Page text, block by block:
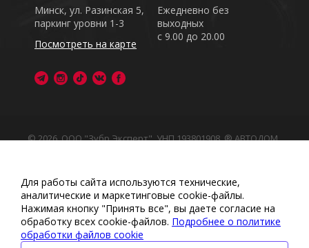
Ежедневно без
выходных
с 9.00 до 20.00
Минск, ул. Разинская 5,
паркинг уровни 1-3
Посмотреть на карте
© 2026, ООО "Зубр Эксперт", УНП 193801908. ® АВТОДОМ
сайт носит исключительно информационный характер
Любое использование либо копирование материалов
или подборки материалов сайта, элементов дизайна и
оформления запрещено
Политика обработки персональных данных
Для работы сайта используются технические,
аналитические и маркетинговые сооkіе-файлы.
Нажимая кнопку "Принять все", вы даете согласие на
обработку всех cookie-файлов. Подробнее о политике
обработки файлов cookie